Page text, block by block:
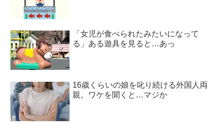
「女児が食べられたみたいになって
る」ある遊具を見ると…あっ
16歳くらいの娘を叱り続ける外国人両
親。ワケを聞くと…マジか